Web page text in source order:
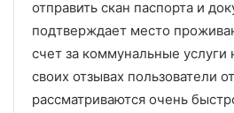
отправить скан паспорта и
подтверждает место
счет за коммунальные услуги
своих отзывах пользователи
рассматриваются очень